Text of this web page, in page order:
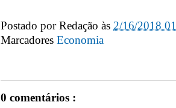
Postado porRedação às 2/16/2018
Marcadores Economia
0 comentários :